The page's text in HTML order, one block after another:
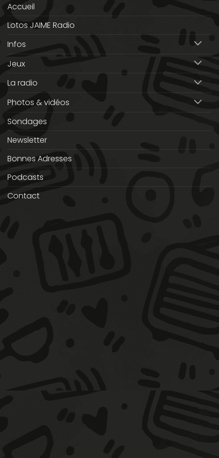
Accueil
Lotos JAIME Radio
Infos
Jeux
La radio
Photos & vidéos
Sondages
Newsletter
Bonnes Adresses
Podcasts
Contact